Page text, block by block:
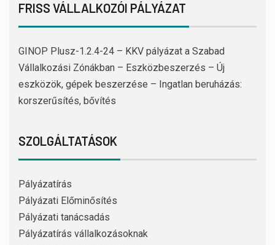
FRISS VÁLLALKOZÓI PÁLYÁZAT
GINOP Plusz-1.2.4-24 – KKV pályázat a Szabad
Vállalkozási Zónákban – Eszközbeszerzés – Új
eszközök, gépek beszerzése – Ingatlan beruházás:
korszerűsítés, bővítés
SZOLGÁLTATÁSOK
Pályázatírás
Pályázati Előminősítés
Pályázati tanácsadás
Pályázatírás vállalkozásoknak